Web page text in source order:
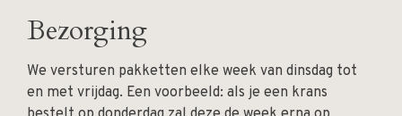
Bezorging
We versturen pakketten elke week van dinsdag tot
en met vrijdag. Een voorbeeld: als je een krans